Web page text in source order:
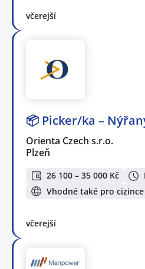
včerejší
📦 Picker/ka –
Orienta Czech s.r.o.
Plzeň
26 100 – 35 000 Kč
Vhodné také pro cizince
včerejší